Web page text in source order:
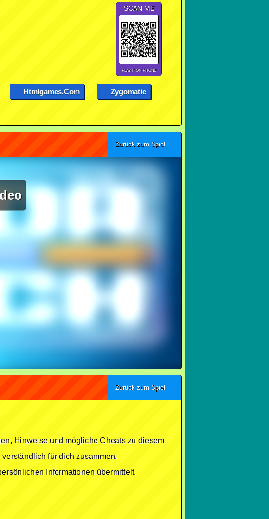
SCAN ME
PLAY IT ON PHONE
Htmlgames.com Zygomatic
Zurück zum Spiel
Zurück zum Spiel
Hinweise und mögliche Cheats zu diesem
für dich zusammen.
Informationen übermittelt.